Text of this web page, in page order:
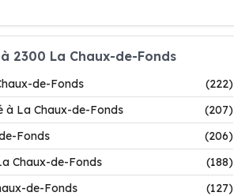
2300 La Chaux-de-Fonds
de-Fonds
(222)
à La Chaux-de-Fonds
(207)
Fonds
(206)
Chaux-de-Fonds
(188)
de-Fonds
(127)